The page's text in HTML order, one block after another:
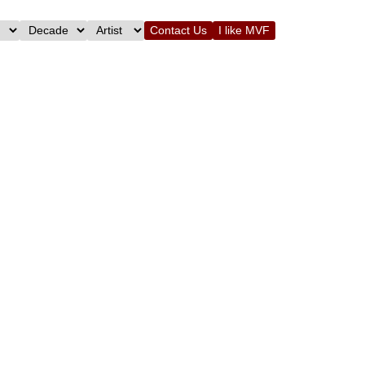
Contact Us I like MVF